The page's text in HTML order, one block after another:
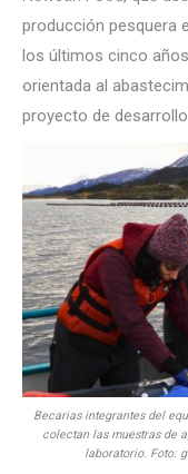
producción pesquera
los últimos cinco
orientada al
proyecto de
Becarias integrantes del
colectan las muestras de
laboratorio. Foto: